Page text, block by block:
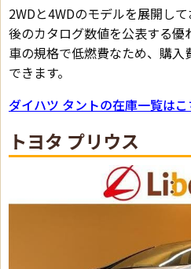
2WDと4WDのモデルを展開し
後のカタログ数値を公表する優
車の規格で低燃費なため、購入
できます。
ダイハツ タントの在庫一覧はこ
トヨタ プリウス